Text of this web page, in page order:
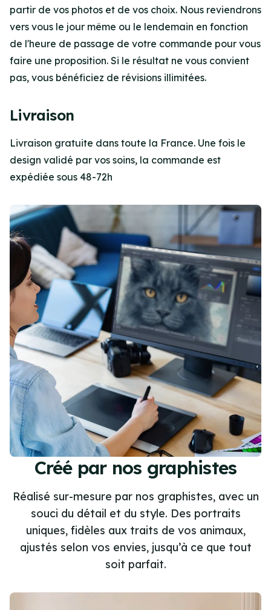
partir de vos photos et de vos choix. Nous reviendrons
vers vous le jour même ou le lendemain en fonction
de l'heure de passage de votre commande pour vous
faire une proposition. Si le résultat ne vous convient
pas, vous bénéficiez de révisions illimitées.
Livraison
Livraison gratuite dans toute la France. Une fois le
design validé par vos soins, la commande est
expédiée sous 48-72h
Créé par nos graphistes
Réalisé sur-mesure par nos graphistes, avec un
souci du détail et du style. Des portraits
uniques, fidèles aux traits de vos animaux,
ajustés selon vos envies, jusqu’à ce que tout
soit parfait.